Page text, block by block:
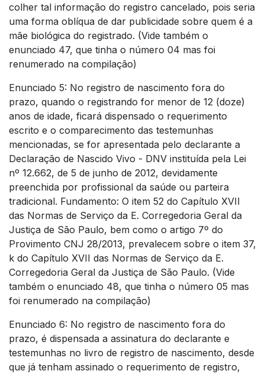
colher tal informação do registro cancelado, pois seria
uma forma oblíqua de dar publicidade sobre quem é a
mãe biológica do registrado. (Vide também o
enunciado 47, que tinha o número 04 mas foi
renumerado na compilação)
Enunciado 5: No registro de nascimento fora do
prazo, quando o registrando for menor de 12 (doze)
anos de idade, ficará dispensado o requerimento
escrito e o comparecimento das testemunhas
mencionadas, se for apresentada pelo declarante a
Declaração de Nascido Vivo - DNV instituída pela Lei
nº 12.662, de 5 de junho de 2012, devidamente
preenchida por profissional da saúde ou parteira
tradicional. Fundamento: O item 52 do Capítulo XVII
das Normas de Serviço da E. Corregedoria Geral da
Justiça de São Paulo, bem como o artigo 7º do
Provimento CNJ 28/2013, prevalecem sobre o item 37,
k do Capítulo XVII das Normas de Serviço da E.
Corregedoria Geral da Justiça de São Paulo. (Vide
também o enunciado 48, que tinha o número 05 mas
foi renumerado na compilação)
Enunciado 6: No registro de nascimento fora do
prazo, é dispensada a assinatura do declarante e
testemunhas no livro de registro de nascimento, desde
que já tenham assinado o requerimento de registro,